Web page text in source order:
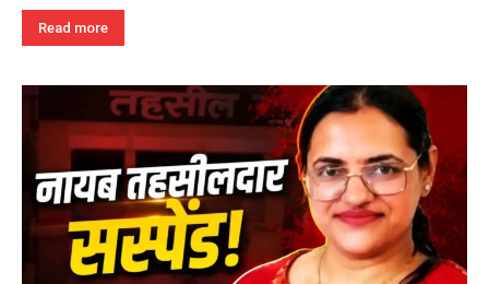
Read more